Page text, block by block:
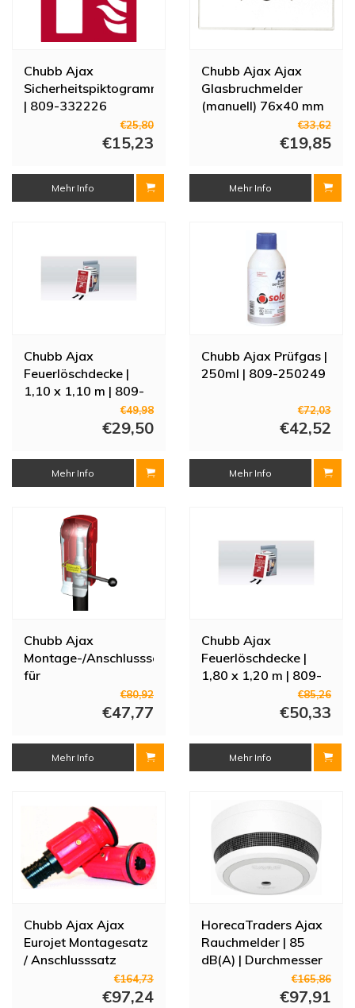
Chubb Ajax
Sicherheitspiktogramm
| 809-332226
€25,80
€15,23
Mehr Info
Chubb Ajax Ajax
Glasbruchmelder
(manuell) 76x40 mm
€33,62
€19,85
Mehr Info
Chubb Ajax
Feuerlöschdecke |
1,10 x 1,10 m | 809-
€49,98
€29,50
Mehr Info
Chubb Ajax Prüfgas |
250ml | 809-250249
€72,03
€42,52
Mehr Info
Chubb Ajax
Montage-/Anschlussset
für
Feuerwehrschlauchhaspel
€80,92
€47,77
Mehr Info
Chubb Ajax
Feuerlöschdecke |
1,80 x 1,20 m | 809-
€85,26
€50,33
Mehr Info
Chubb Ajax Ajax
Eurojet Montagesatz
/ Anschlusssatz
Feuerwehrschlauchhaspel
3/4" Innengewinde
€164,73
€97,24
HorecaTraders Ajax
Rauchmelder | 85
dB(A) | Durchmesser
€165,86
€97,91